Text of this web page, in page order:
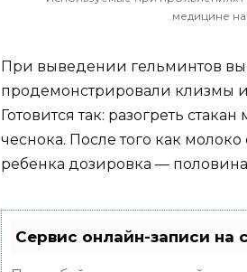
медицине
При выведении гельминтов
продемонстрировали клизмы
Готовится так: разогреть
чеснока. После того как
ребенка дозировка — половина
Сервис онлайн-записи на